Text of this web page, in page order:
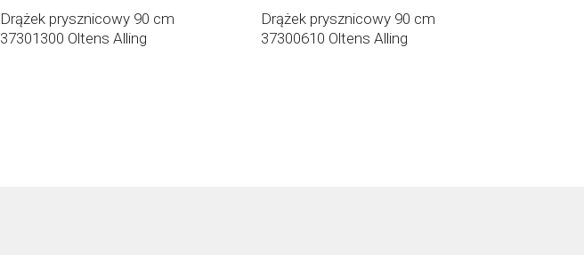
Drążek prysznicowy 90 cm
37301300 Oltens Alling
Drążek prysznicowy 90 cm
37300610 Oltens Alling